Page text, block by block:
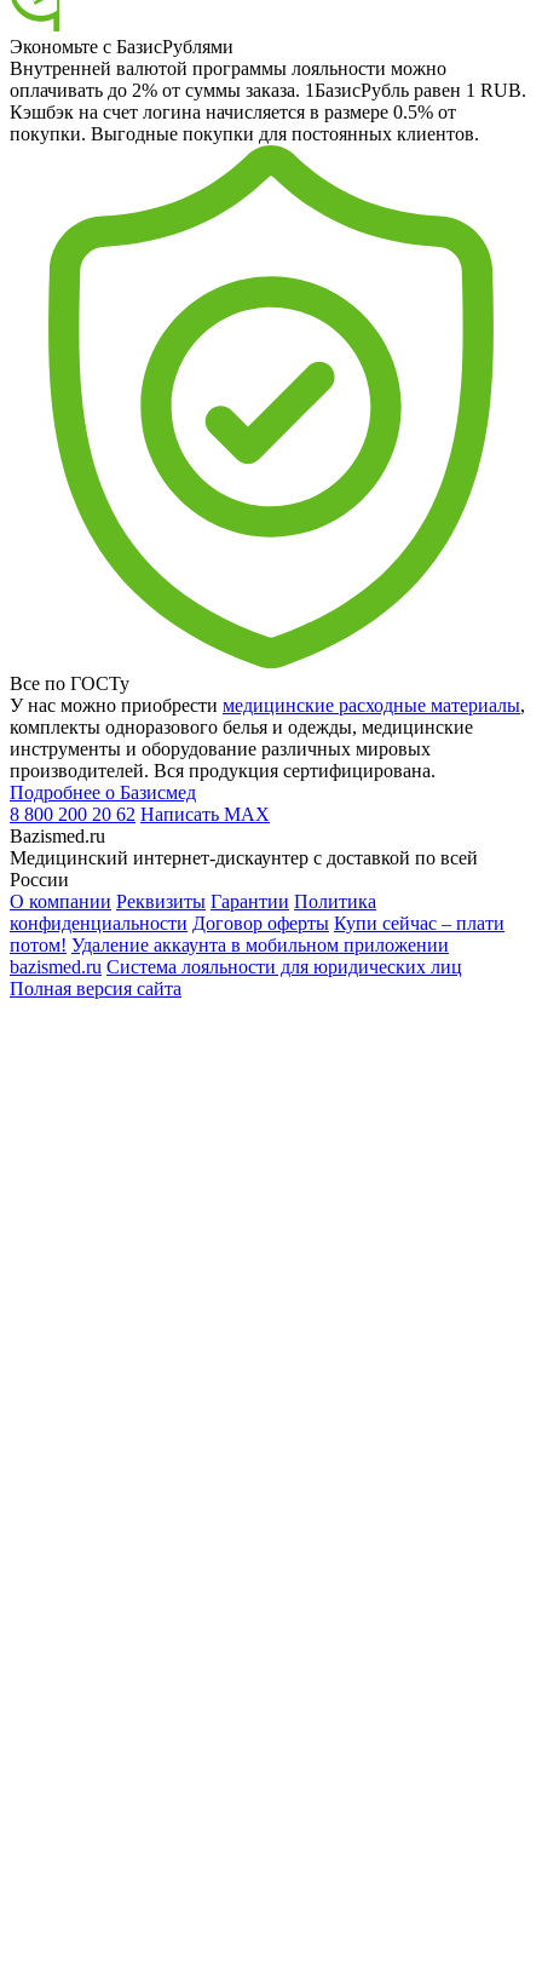
Экономьте с БазисРублями
Внутренней валютой программы лояльности можно
оплачивать до 2% от суммы заказа. 1БазисРубль равен 1 RUB.
Кэшбэк на счет логина начисляется в размере 0.5% от
покупки. Выгодные покупки для постоянных клиентов.
Все по ГОСТу
У нас можно приобрести медицинские расходные материалы,
комплекты одноразового белья и одежды, медицинские
инструменты и оборудование различных мировых
производителей. Вся продукция сертифицирована.
Подробнее о Базисмед
8 800 200 20 62 Написать MAX
Bazismed.ru
Медицинский интернет-дискаунтер с доставкой по всей
России
О компании Реквизиты Гарантии Политика
конфиденциальности Договор оферты Купи сейчас – плати
потом! Удаление аккаунта в мобильном приложении
bazismed.ru Система лояльности для юридических лиц
Полная версия сайта